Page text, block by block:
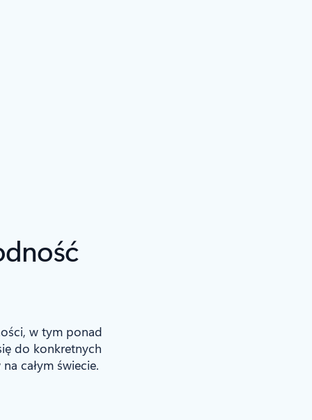
w tym ponad
do konkretnych
całym świecie.